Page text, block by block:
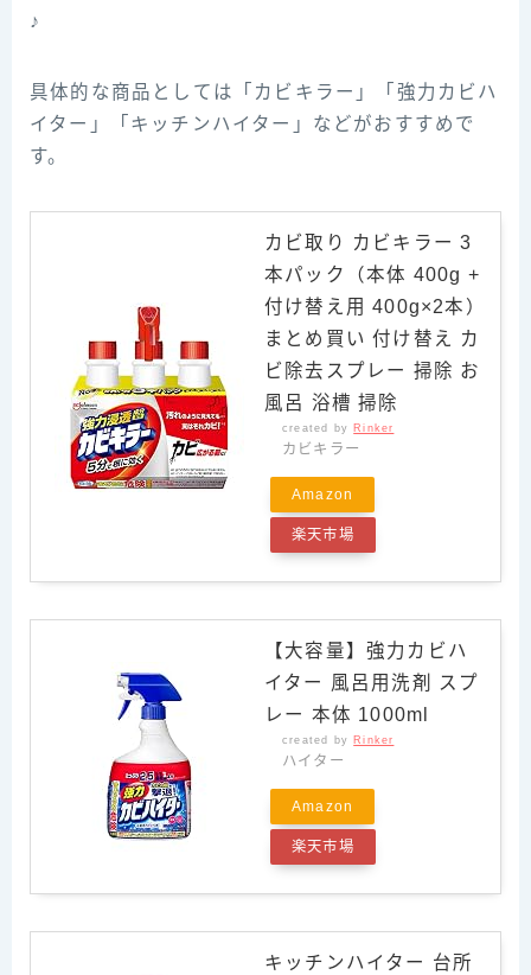
♪
具体的な商品としては「カビキラー」「強力カビハ
イター」「キッチンハイター」などがおすすめで
す。
カビ取り カビキラー 3
本パック（本体 400g +
付け替え用 400g×2本）
まとめ買い 付け替え カ
ビ除去スプレー 掃除 お
風呂 浴槽 掃除
created by Rinker
カビキラー
Amazon
楽天市場
【大容量】強力カビハ
イター 風呂用洗剤 スプ
レー 本体 1000ml
created by Rinker
ハイター
Amazon
楽天市場
キッチンハイター 台所